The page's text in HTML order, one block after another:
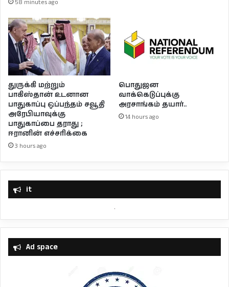
58 minutes ago
துருக்கி மற்றும்
பாகிஸ்தான் உடனான
பாதுகாப்பு ஒப்பந்தம் சவூதி
அரேபியாவுக்கு
பாதுகாப்பை தராது ;
ஈரானின் எச்சரிக்கை
3 hours ago
பொதுஜன
வாக்கெடுப்புக்கு
அரசாங்கம் தயார்..
14 hours ago
it
Ad space